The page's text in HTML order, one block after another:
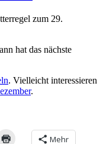
zum 29.
hat das nächste
. Vielleicht interessieren
.
Mehr